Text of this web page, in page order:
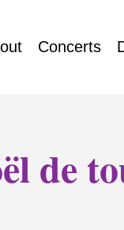
Concerts
de